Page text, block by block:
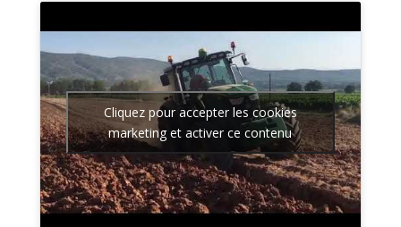
Cliquez pour accepter les cookies
marketing et activer ce contenu